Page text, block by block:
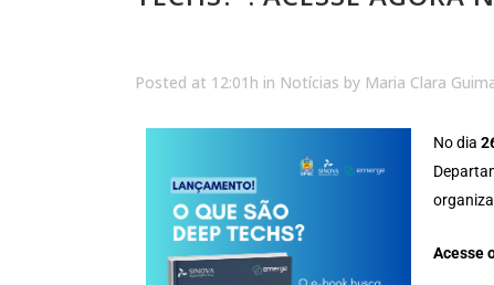
Posted at 12:01h in Notícias by Maria Clara
No dia
Acesse